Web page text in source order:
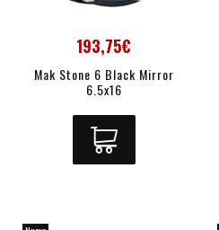
193,75€
Mak Stone 6 Black Mirror
6.5x16